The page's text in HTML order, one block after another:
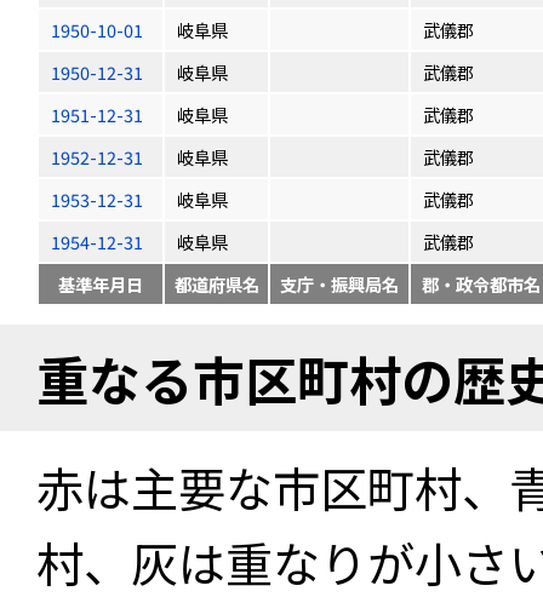
1950-10-01
岐阜県
武儀郡
1950-12-31
岐阜県
武儀郡
1951-12-31
岐阜県
武儀郡
1952-12-31
岐阜県
武儀郡
1953-12-31
岐阜県
武儀郡
1954-12-31
岐阜県
武儀郡
基準年月日
都道府県名 支庁・振興局名 郡・政令都市名
重なる市区町村の歴
赤は主要な市区町村、
村、灰は重なりが小さ